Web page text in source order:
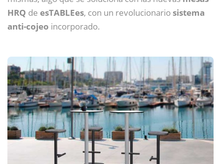
HRQ de esTABLEes, con un revolucionariosistema
anti-cojeo incorporado.